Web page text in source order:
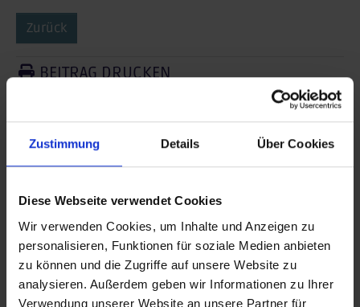
Zustimmung Details Über Cookies
Diese Webseite verwendet Cookies
Wir verwenden Cookies, um Inhalte und Anzeigen zu
personalisieren, Funktionen für soziale Medien anbieten
zu können und die Zugriffe auf unsere Website zu
analysieren. Außerdem geben wir Informationen zu Ihrer
Verwendung unserer Website an unsere Partner für
Zurück
BEITRAG DRUCKEN
mail
RSS FEED